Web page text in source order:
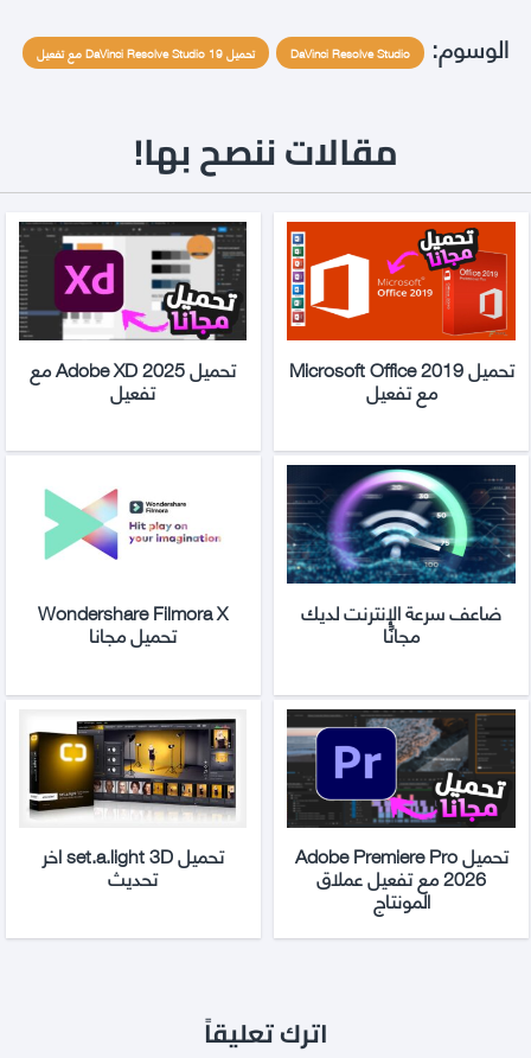
الوسوم: DaVinci Resolve Studio تحميل DaVinci Resolve Studio 19 مع تفعيل
مقالات ننصح بها!
تحميل Microsoft Office 2019
مع تفعيل
تحميل Adobe XD 2025 مع
تفعيل
ضاعف سرعة الإنترنت لديك
مجانًا
Wondershare Filmora X
تحميل مجانا
تحميل Adobe Premiere Pro
2026 مع تفعيل عملاق
المونتاج
تحميل set.a.light 3D اخر
تحديث
اترك تعليقاً